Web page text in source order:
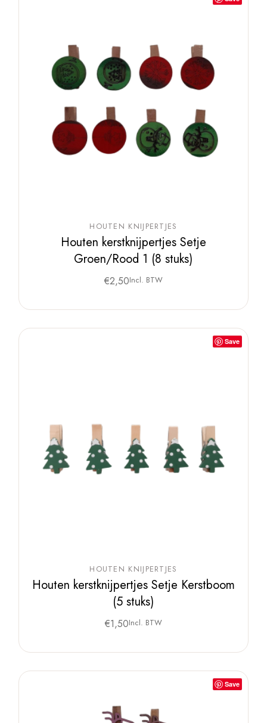
HOUTEN KNIJPERTJES
Houten kerstknijpertjes Setje
Groen/Rood 1 (8 stuks)
€2,50Incl. BTW
Save
HOUTEN KNIJPERTJES
Houten kerstknijpertjes Setje Kerstboom
(5 stuks)
€1,50Incl. BTW
Save